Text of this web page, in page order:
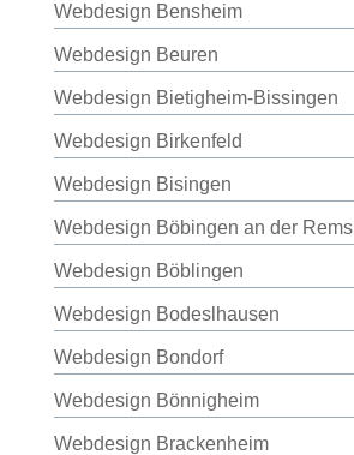
Webdesign Bensheim
Webdesign Beuren
Webdesign Bietigheim-Bissingen
Webdesign Birkenfeld
Webdesign Bisingen
Webdesign Böbingen an der Rems
Webdesign Böblingen
Webdesign Bodeslhausen
Webdesign Bondorf
Webdesign Bönnigheim
Webdesign Brackenheim